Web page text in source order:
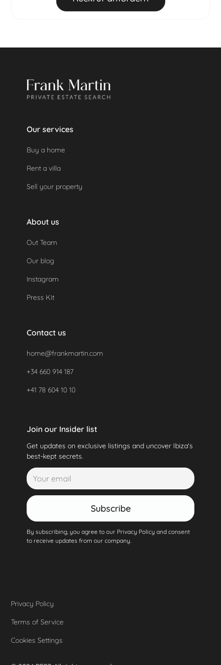
: 100 % des Gesamtbuchungsbetrags
Eine geleistete Kaution wird automatisch
Our services
Buy a home
Rent a villa
Sell your property
About us
Out Team
Our blog
Instagram
Press Kit
Contact us
home@frankmartin.com
+34 660 914 187
+41 78 604 10 10
Join our Insider list
Get updates on exclusive listings and uncover Ibiza's
best-kept secrets.
Subscribe
By subscribing, you agree to our Privacy Policy and consent
to receive updates from our company.
Privacy Policy
Terms of Service
Cookies Settings